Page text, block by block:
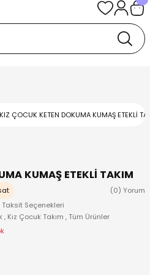
KIZ ÇOCUK KETEN DOKUMA KUMAŞ ETEKLİ
KUMAŞ ETEKLİ TAKIM
(0) Yorum
Taksit Seçenekleri
, Kız Çocuk Takım ,Tüm Ürünler